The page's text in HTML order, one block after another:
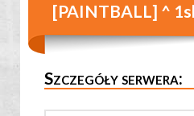
[PAINTBALL] ^
Szczegóły serwera: